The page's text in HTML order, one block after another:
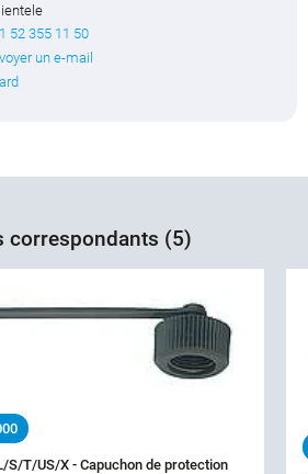
52 355 11 50
un e-mail
correspondants (5)
S/T/US/X - Capuchon de protection